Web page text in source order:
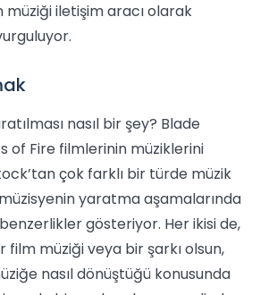
iletişim aracı olarak
nasıl bir şey? Blade
of Fire filmlerinin müziklerini
çok farklı bir türde müzik
yaratma aşamalarında
gösteriyor. Her ikisi de,
film müziği veya bir şarkı olsun,
nasıl dönüştüğü konusunda